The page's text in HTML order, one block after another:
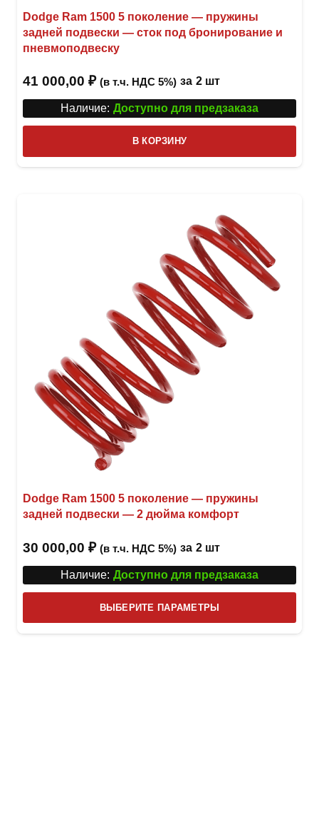
Dodge Ram 1500 5 поколение — пружины
задней подвески — сток под бронирование и
пневмоподвеску
41 000,00 ₽ (в т.ч. НДС 5%) за 2 шт
Наличие: Доступно для предзаказа
В КОРЗИНУ
Dodge Ram 1500 5 поколение — пружины
задней подвески — 2 дюйма комфорт
30 000,00 ₽ (в т.ч. НДС 5%) за 2 шт
Наличие: Доступно для предзаказа
ВЫБЕРИТЕ ПАРАМЕТРЫ
товар